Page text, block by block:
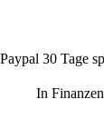
Paypal 30 Tage
In Finanzen